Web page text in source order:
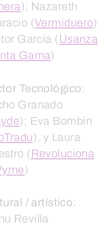
); Nazareth
(Vermiduero)
García ( Usanza
Gama)
Tecnológico:
Granado
); Eva Bombín
), y Laura
( Revoluciona
)
/ artístico:
Revilla